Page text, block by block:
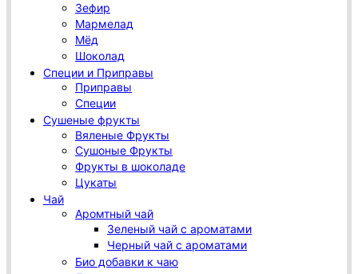
Зефир
Мармелад
Мёд
Шоколад
Специи и Приправы
Приправы
Специи
Сушеные фрукты
Вяленые Фрукты
Сушоные Фрукты
Фрукты в шоколаде
Цукаты
Чай
Аромтный чай
Зеленый чай с ароматами
Черный чай с ароматами
Био добавки к чаю